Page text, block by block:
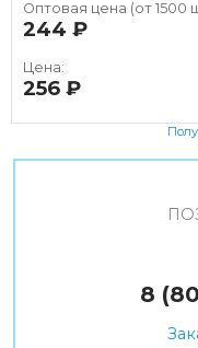
Оптовая цена (от 1500
244
Цена:
256
8